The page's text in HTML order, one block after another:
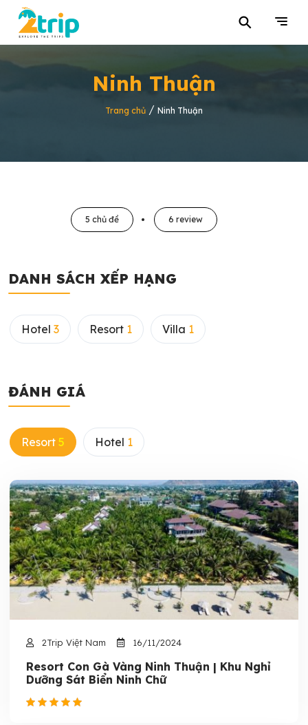
⚲
Ninh Thuận
Trang chủ / Ninh Thuận
5 chủ đề 6 review
DANH SÁCH XẾP HẠNG
Hotel 3 Resort 1 Villa 1
ĐÁNH GIÁ
Resort 5 Hotel 1
2Trip Việt Nam 16/11/2024
Resort Con Gà Vàng Ninh Thuận | Khu Nghỉ
Dưỡng Sát Biển Ninh Chữ